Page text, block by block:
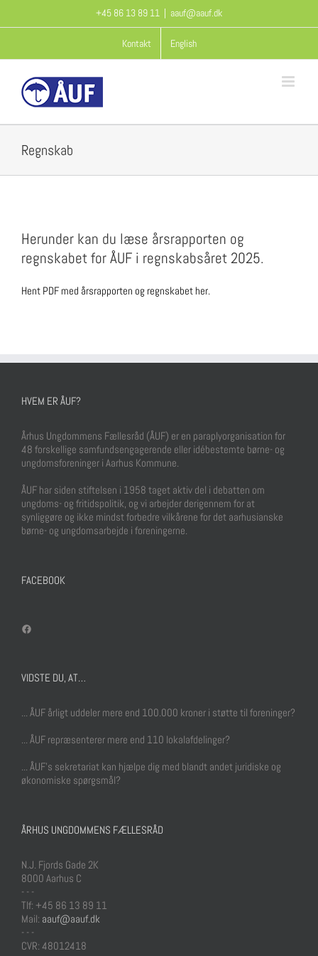
+45 86 13 89 11 aauf@aauf.dk
Kontakt English
Regnskab
Herunder kan du læse årsrapporten og
regnskabet for ÅUF i regnskabsåret 2025.
Hent PDF med årsrapporten og regnskabet her.
HVEM ER ÅUF?
Århus Ungdommens Fællesråd (ÅUF) er en paraplyorganisation for
48 forskellige samfundsengagerende eller idébestemte børne- og
ungdomsforeninger i Aarhus Kommune.
ÅUF har siden stiftelsen i 1958 taget aktiv del i debatten om
ungdoms- og fritidspolitik, og vi arbejder derigennem for at
synliggøre og ikke mindst forbedre vilkårene for det aarhusianske
børne- og ungdomsarbejde i foreningerne.
FACEBOOK
VIDSTE DU, AT…
... ÅUF årligt uddeler mere end 100.000 kroner i støtte til foreninger?
... ÅUF repræsenterer mere end 110 lokalafdelinger?
... ÅUF's sekretariat kan hjælpe dig med blandt andet juridiske og
økonomiske spørgsmål?
ÅRHUS UNGDOMMENS FÆLLESRÅD
N.J. Fjords Gade 2K
8000 Aarhus C
- - -
Tlf: +45 86 13 89 11
Mail: aauf@aauf.dk
- - -
CVR: 48012418